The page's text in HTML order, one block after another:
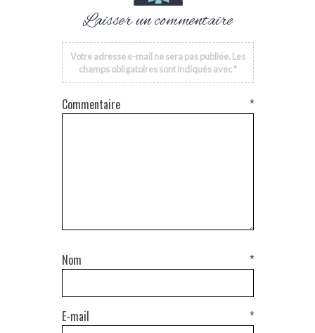
Laisser un commentaire
Votre adresse e-mail ne sera pas publiée. Les
champs obligatoires sont indiqués avec*
Commentaire *
Nom *
E-mail *